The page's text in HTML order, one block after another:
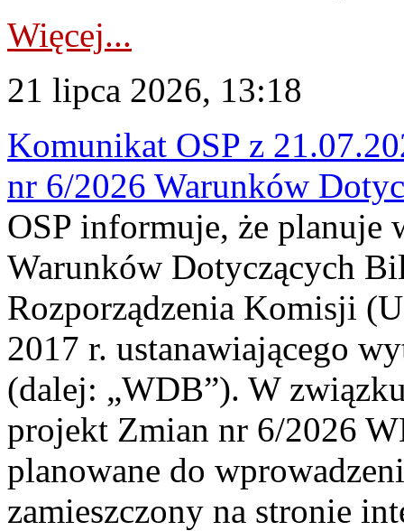
Więcej...
21 lipca 2026, 13:18
Komunikat OSP z
nr 6/2026 Warunków
OSP informuje, że planuje
Warunków Dotyczących
Rozporządzenia Komisji
2017 r. ustanawiającego
(dalej: „WDB”). W
projekt Zmian nr 6/2026
planowane do
zamieszczony na stronie